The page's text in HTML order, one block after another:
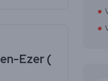
Ezer (